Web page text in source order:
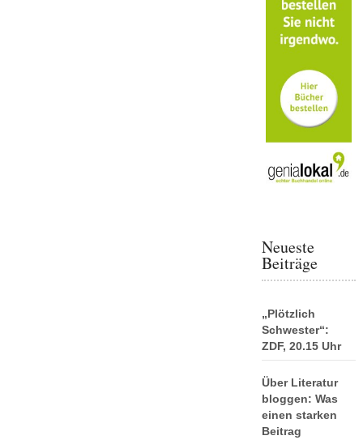
Neueste
Beiträge
„Plötzlich
Schwester“:
ZDF, 20.15 Uhr
Über Literatur
bloggen: Was
einen starken
Beitrag